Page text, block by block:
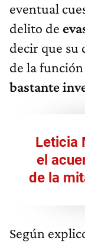
eventual
delito de
decir que su
de la
bastante
Leticia
el
de la
Según